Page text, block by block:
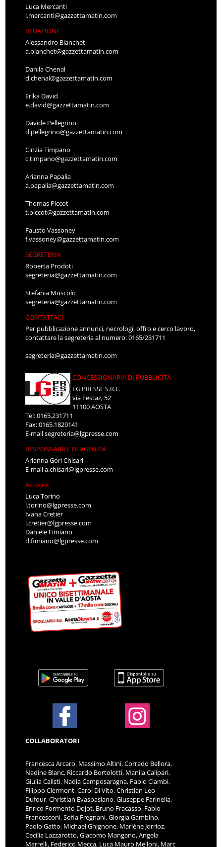
Luca Mercanti
l.mercanti@gazzettamatin.com
REDAZIONE
Alessandro Bianchet
a.bianchet@gazzettamatin.com
Danila Chenal
d.chenal@gazzettamatin.com
Erika David
e.david@gazzettamatin.com
Davide Pellegrino
d.pellegrino@gazzettamatin.com
Cinzia Timpano
c.timpano@gazzettamatin.com
Arianna Papalia
a.papalia@gazzettamatin.com
Thomas Piccot
t.piccot@gazzettamatin.com
Fausto Vassoney
f.vassoney@gazzettamatin.com
SEGRETERIA
Roberta Prodoti
segreteria@gazzettamatin.com
Stefania Muscolo
segreteria@gazzettamatin.com
CONTATTACI
Per pubblicazione annunci, necrologi, offro e cerco lavoro,
contattare la segreteria al numero: 0165/231711
segreteria@gazzettamatin.com
CONCESSIONARIA DI PUBBLICITÀ
LG PRESSE S.R.L.
via Festaz, 52
11100 AOSTA
Tel: 0165.231711
Fax: 0165.1820141
E-mailsegreteria@lgpresse.com
RESPONSABILE DI AGENZIA
Arianna Gori Chisari
E-maila.chisari@lgpresse.com
Account
Luca Torino
l.torino@lgpresse.com
Ivana Cretier
i.cretier@lgpresse.com
Daniele Fimiano
d.fimiano@lgpresse.com
COLLABORATORI
Francesca Arcaro, Massimo Altini, Corrado Bellora,
Nadine Blanc, Riccardo Bortolotti, Manila Calipari,
Giulia Calisti, Nadia Camposaragna, Paolo Ciambi,
Filippo Clermont, Carol Di Vito, Christian Leo
Dufour, Christian Evaspasiano, Giuseppe Farinella,
Enrico Formento Dojot, Bruno Fracasso, Fabio
Francesconi, Sofia Fregnani, Giorgia Gambino,
Paolo Gatto, Michael Ghignone, Marlène Jorrioz,
Cecilia Lazzarotto, Giacomo Mangano, Angela
Marrelli, Federico Mecca, Luca Mauro Melloni, Marc